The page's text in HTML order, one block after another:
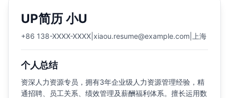
UP简历 小U
+86 138-XXXX-XXXX xiaou.resume@example.com 上海
个人总结
资深人力资源专员，拥有3年企业级人力资源管理经验，精
通招聘、员工关系、绩效管理及薪酬福利体系。擅长运用数